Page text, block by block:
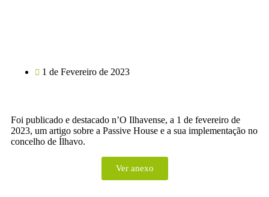
1 de Fevereiro de 2023
Foi publicado e destacado n’O Ilhavense, a 1 de fevereiro de
2023, um artigo sobre a Passive House e a sua implementação no
concelho de Ílhavo.
Ver anexo